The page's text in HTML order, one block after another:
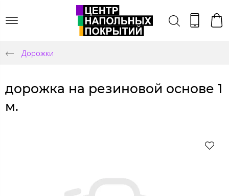
Дорожки
дорожка на резиновой основе 1
м.